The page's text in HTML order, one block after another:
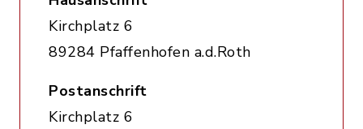
Kirchplatz 6
89284 Pfaffenhofen a.d.Roth
Postanschrift
Kirchplatz 6